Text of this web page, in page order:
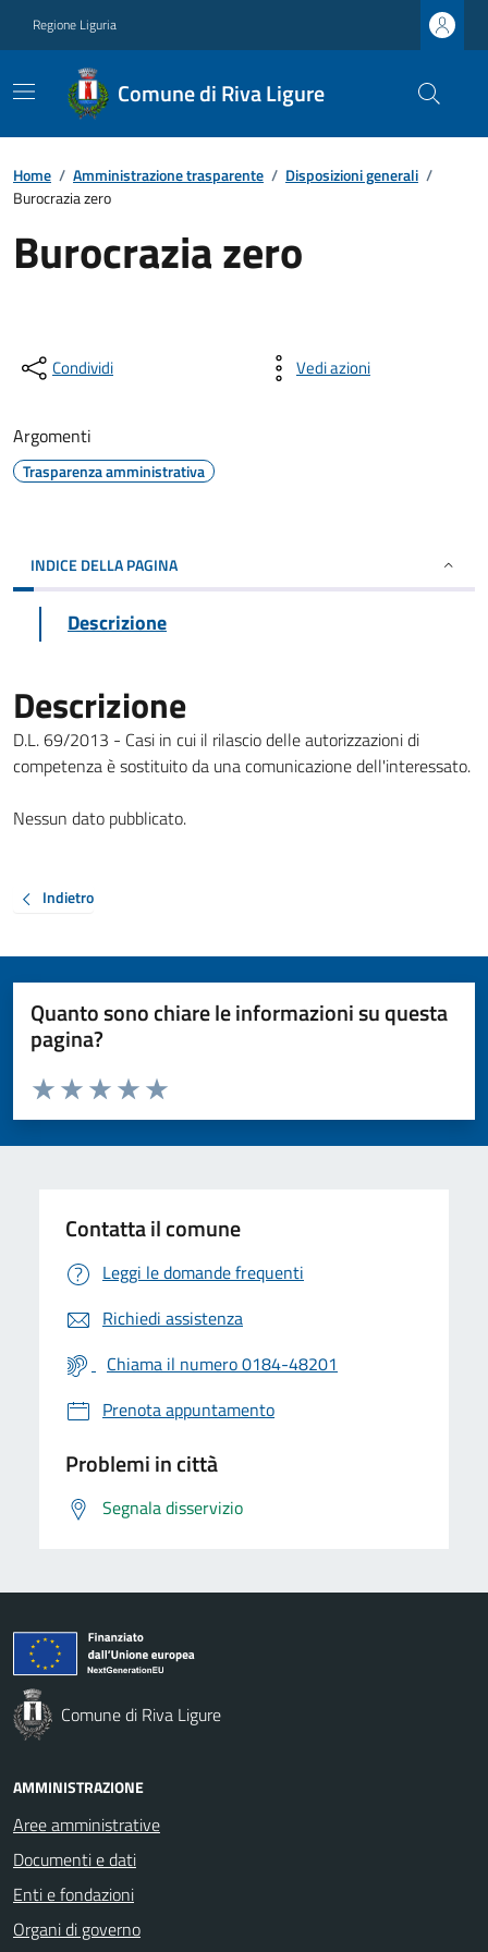
Regione Liguria
Comune di Riva Ligure
Home / Amministrazione trasparente / Disposizioni generali /
Burocrazia zero
Burocrazia zero
Condividi Vedi azioni
Argomenti
Trasparenza amministrativa
INDICE DELLA PAGINA
Descrizione
Descrizione
D.L. 69/2013 - Casi in cui il rilascio delle autorizzazioni di
competenza è sostituito da una comunicazione dell'interessato.
Nessun dato pubblicato.
Indietro
Quanto sono chiare le informazioni su questa
pagina?
Valuta da 1 a 5 stelle la pagina
Valuta 5 stelle su 5
Valuta 4 stelle su 5
Valuta 3 stelle su 5
Valuta 2 stelle su 5
Valuta 1 stelle su 5
Contatta il comune
Leggi le domande frequenti
Richiedi assistenza
Chiama il numero 0184-48201
Prenota appuntamento
Problemi in città
Segnala disservizio
Comune di Riva Ligure
AMMINISTRAZIONE
Aree amministrative
Documenti e dati
Enti e fondazioni
Organi di governo